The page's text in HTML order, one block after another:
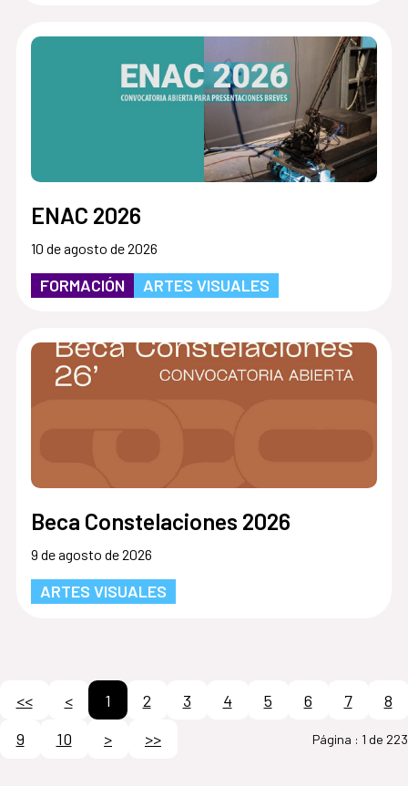
ENAC 2026
10 de agosto de 2026
FORMACIÓN ARTES VISUALES
Beca Constelaciones 2026
9 de agosto de 2026
ARTES VISUALES
<< < 1 2 3 4 5 6 7
8
9
10 > >> Página : 1 de 223